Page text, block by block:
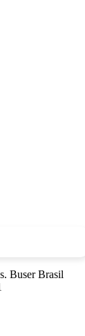
Buser Brasil